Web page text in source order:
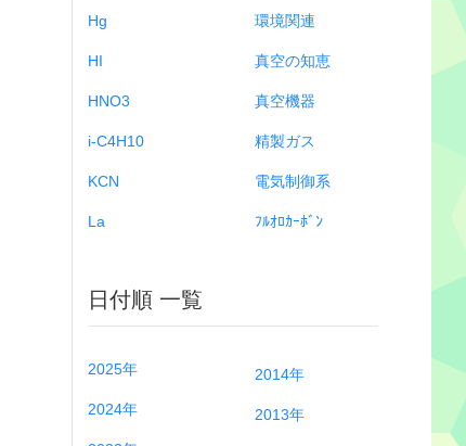
Hg
HI
HNO3
i-C4H10
KCN
La
環境関連
真空の知恵
真空機器
精製ガス
電気制御系
ﾌﾙｵﾛｶｰﾎﾞﾝ
日付順 一覧
2025年
2024年
2014年
2013年